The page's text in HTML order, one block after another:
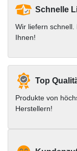
Schnelle
Wir liefern
Ihnen!
Top
Produkte von
Herstellern!